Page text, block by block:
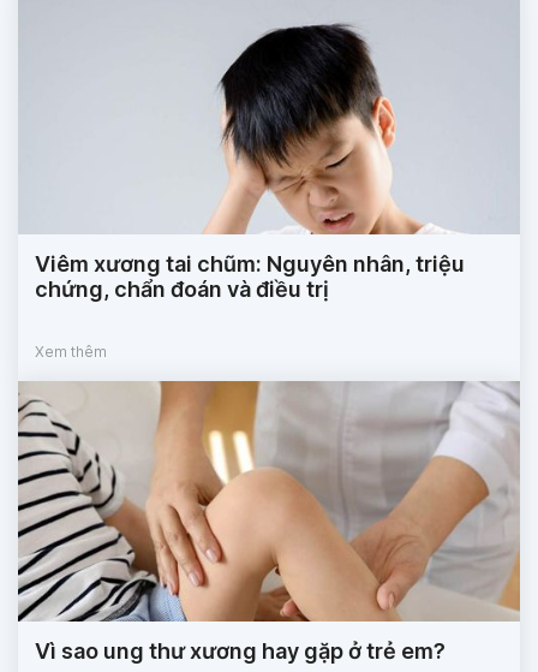
Viêm xương tai chũm: Nguyên nhân, triệu
chứng, chẩn đoán và điều trị
Xem thêm
Vì sao ung thư xương hay gặp ở trẻ em?